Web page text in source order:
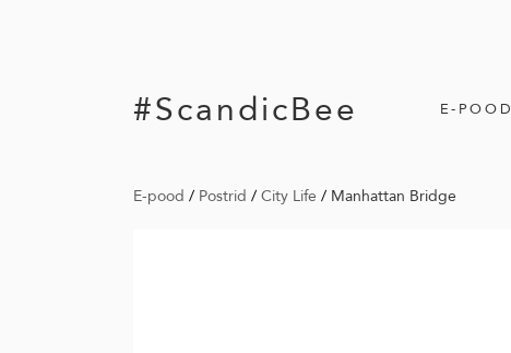
#ScandicBee E-POOD
E-pood / Postrid / City Life / Manhattan Bridge